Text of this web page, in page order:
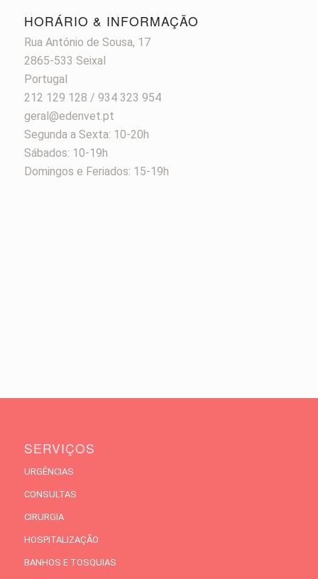
HORÁRIO & INFORMAÇÃO
Rua António de Sousa, 17
2865-533 Seixal
Portugal
212 129 128 / 934 323 954
geral@edenvet.pt
Segunda a Sexta: 10-20h
Sábados: 10-19h
Domingos e Feriados: 15-19h
SERVIÇOS
URGÊNCIAS
CONSULTAS
CIRURGIA
HOSPITALIZAÇÃO
BANHOS E TOSQUIAS